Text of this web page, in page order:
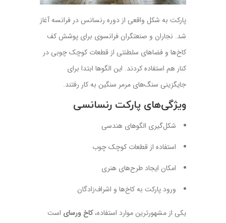
پارکت به شکل واقعی از دوره رنسانس در فرانسه آغاز
شد. نجاران و صنعتگران فرانسوی برای پوشش کف
کاخ‌ها و فضاهای سلطنتی از قطعات کوچک چوبی در
کنار هم استفاده کردند. این الگوها ابتدا برای
جایگزینی سنگ‌های مرمر سنگین به کار رفتند.
ویژگی‌های پارکت رنسانسی
شکل‌گیری الگوهای هندسی
استفاده از قطعات کوچک چوب
امکان ایجاد طرح‌های هنری
ورود پارکت به کاخ‌ها و اشراف‌زادگان
یکی از مشهورترین موارد استفاده،کاخ ورسای است